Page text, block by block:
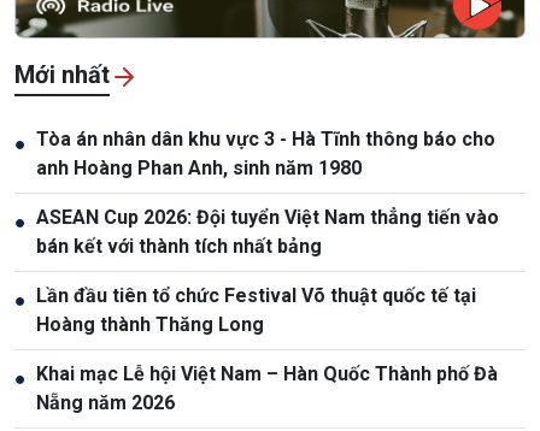
Mới nhất
● Tòa án nhân dân khu vực 3 - Hà Tĩnh thông báo cho
anh Hoàng Phan Anh, sinh năm 1980
● ASEAN Cup 2026: Đội tuyển Việt Nam thẳng tiến vào
bán kết với thành tích nhất bảng
● Lần đầu tiên tổ chức Festival Võ thuật quốc tế tại
Hoàng thành Thăng Long
● Khai mạc Lễ hội Việt Nam – Hàn Quốc Thành phố Đà
Nẵng năm 2026